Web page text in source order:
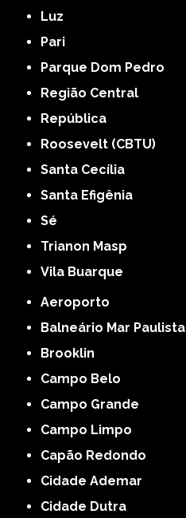
Luz
Pari
Parque Dom Pedro
Região Central
República
Roosevelt (CBTU)
Santa Cecília
Santa Efigênia
Sé
Trianon Masp
Vila Buarque
Aeroporto
Balneário Mar Paulista
Brooklin
Campo Belo
Campo Grande
Campo Limpo
Capão Redondo
Cidade Ademar
Cidade Dutra